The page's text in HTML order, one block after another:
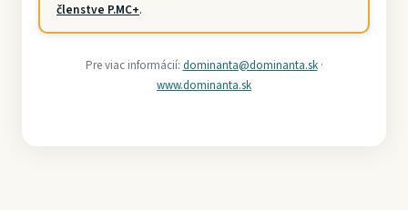
členstve P.MC+.
Pre viac informácií: dominanta@dominanta.sk·
www.dominanta.sk